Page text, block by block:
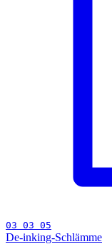
03 03 05
De-inking-Schlämme